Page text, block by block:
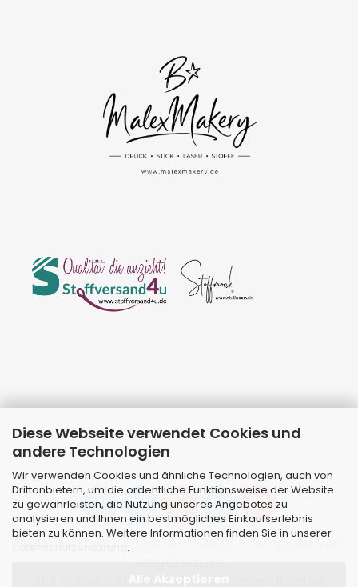
Diese Webseite verwendet Cookies und
andere Technologien
Wir verwenden Cookies und ähnliche Technologien, auch von
Drittanbietern, um die ordentliche Funktionsweise der Website
zu gewährleisten, die Nutzung unseres Angebotes zu
analysieren und Ihnen ein bestmögliches Einkaufserlebnis
bieten zu können. Weitere Informationen finden Sie in unserer
.
Alle Akzeptieren
Webshopby Gambio.de © 2026 | Template von
Alle Preise inkl. MwSt. & zzgl. Versandkosten